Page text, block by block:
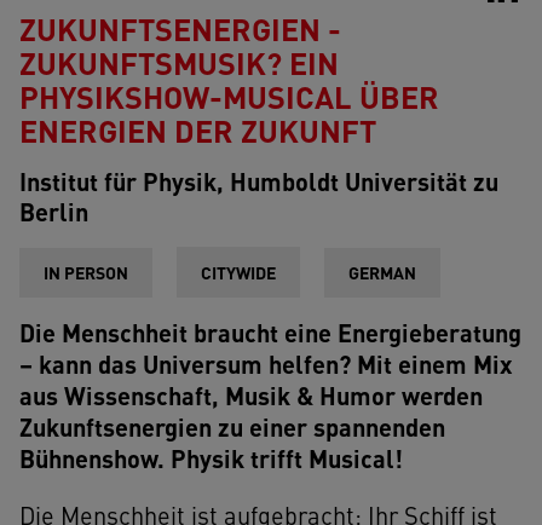
ZUKUNFTSENERGIEN -
ZUKUNFTSMUSIK? EIN
PHYSIKSHOW-MUSICAL ÜBER
ENERGIEN DER ZUKUNFT
Institut für Physik, Humboldt Universität zu
Berlin
IN PERSON CITYWIDE GERMAN
Die Menschheit braucht eine Energieberatung
– kann das Universum helfen? Mit einem Mix
aus Wissenschaft, Musik & Humor werden
Zukunftsenergien zu einer spannenden
Bühnenshow. Physik trifft Musical!
Die Menschheit ist aufgebracht: Ihr Schiff ist